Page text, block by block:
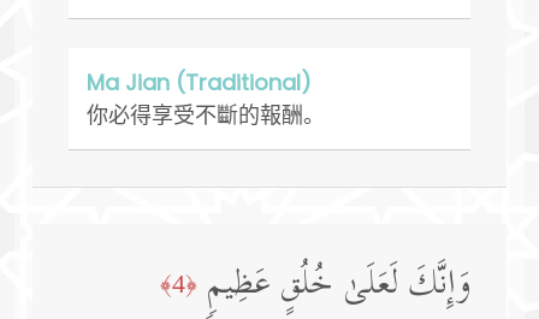
Ma Jian (Traditional)
你必得享受不斷的報酬。
وَإِنَّكَ لَعَلَىٰ خُلُقٍ عَظِیمࣲ ﴿4﴾